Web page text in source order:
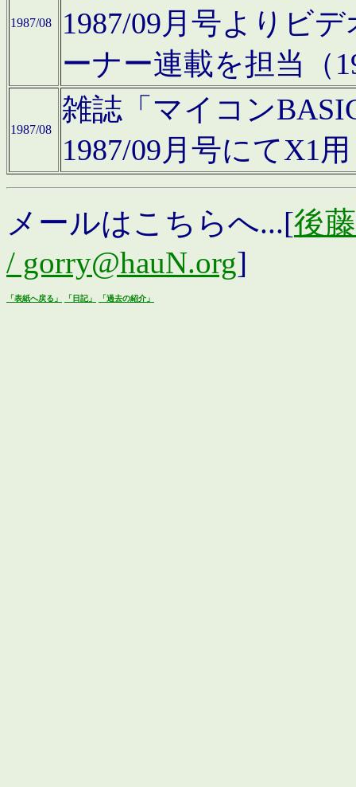
1987/08
1987/09月号よりビ
ーナー連載を担当（
1987/08
雑誌「マイコン
1987/09月号にてX1
メールはこちらへ...[後
/ gorry@hauN.org]
「表紙へ戻る」 「日記」 「過去の紹介」